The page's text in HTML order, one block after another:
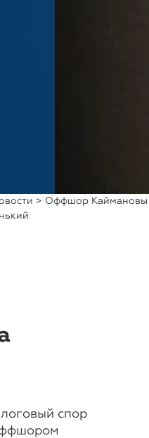
> Оффшор Каймановы
спор